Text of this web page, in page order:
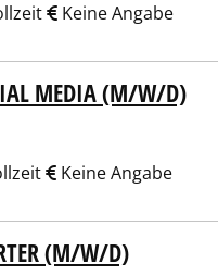
Keine Angabe
MEDIA (M/W/D)
Keine Angabe
(M/W/D)